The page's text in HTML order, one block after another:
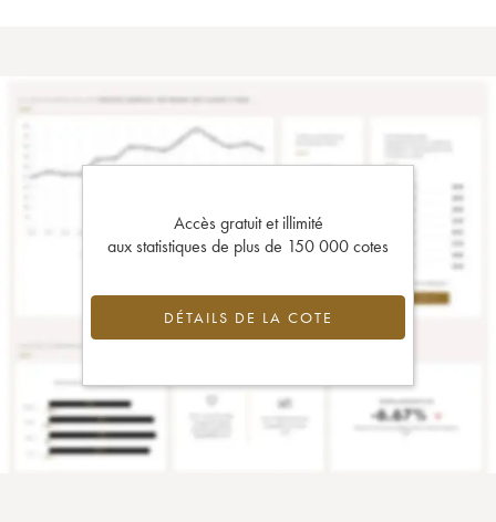
Accès gratuit et illimité
aux statistiques de plus de 150 000 cotes
DÉTAILS DE LA COTE